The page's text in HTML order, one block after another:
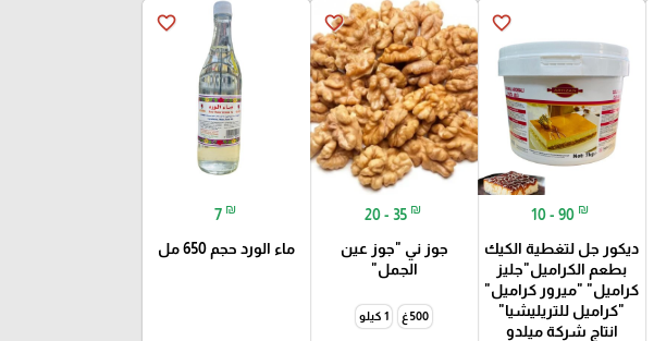
favorite_border
10 - 90 ₪
ديكور جل لتغطية الكيك
بطعم الكراميل"جليز
كراميل" "ميرور كراميل"
"كراميل للتريليشيا"
انتاج شركة ميلدو
favorite_border
20 - 35 ₪
جوز ني "جوز عين
الجمل"
500 غ 1 كيلو
favorite_border
7 ₪
ماء الورد حجم 650 مل